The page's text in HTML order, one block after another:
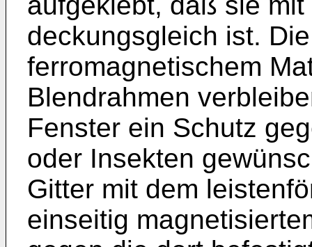
deckungsgleich ist.
ferromagnetischem
Blendrahmen
Fenster ein Schutz
oder Insekten
Gitter mit dem
einseitig